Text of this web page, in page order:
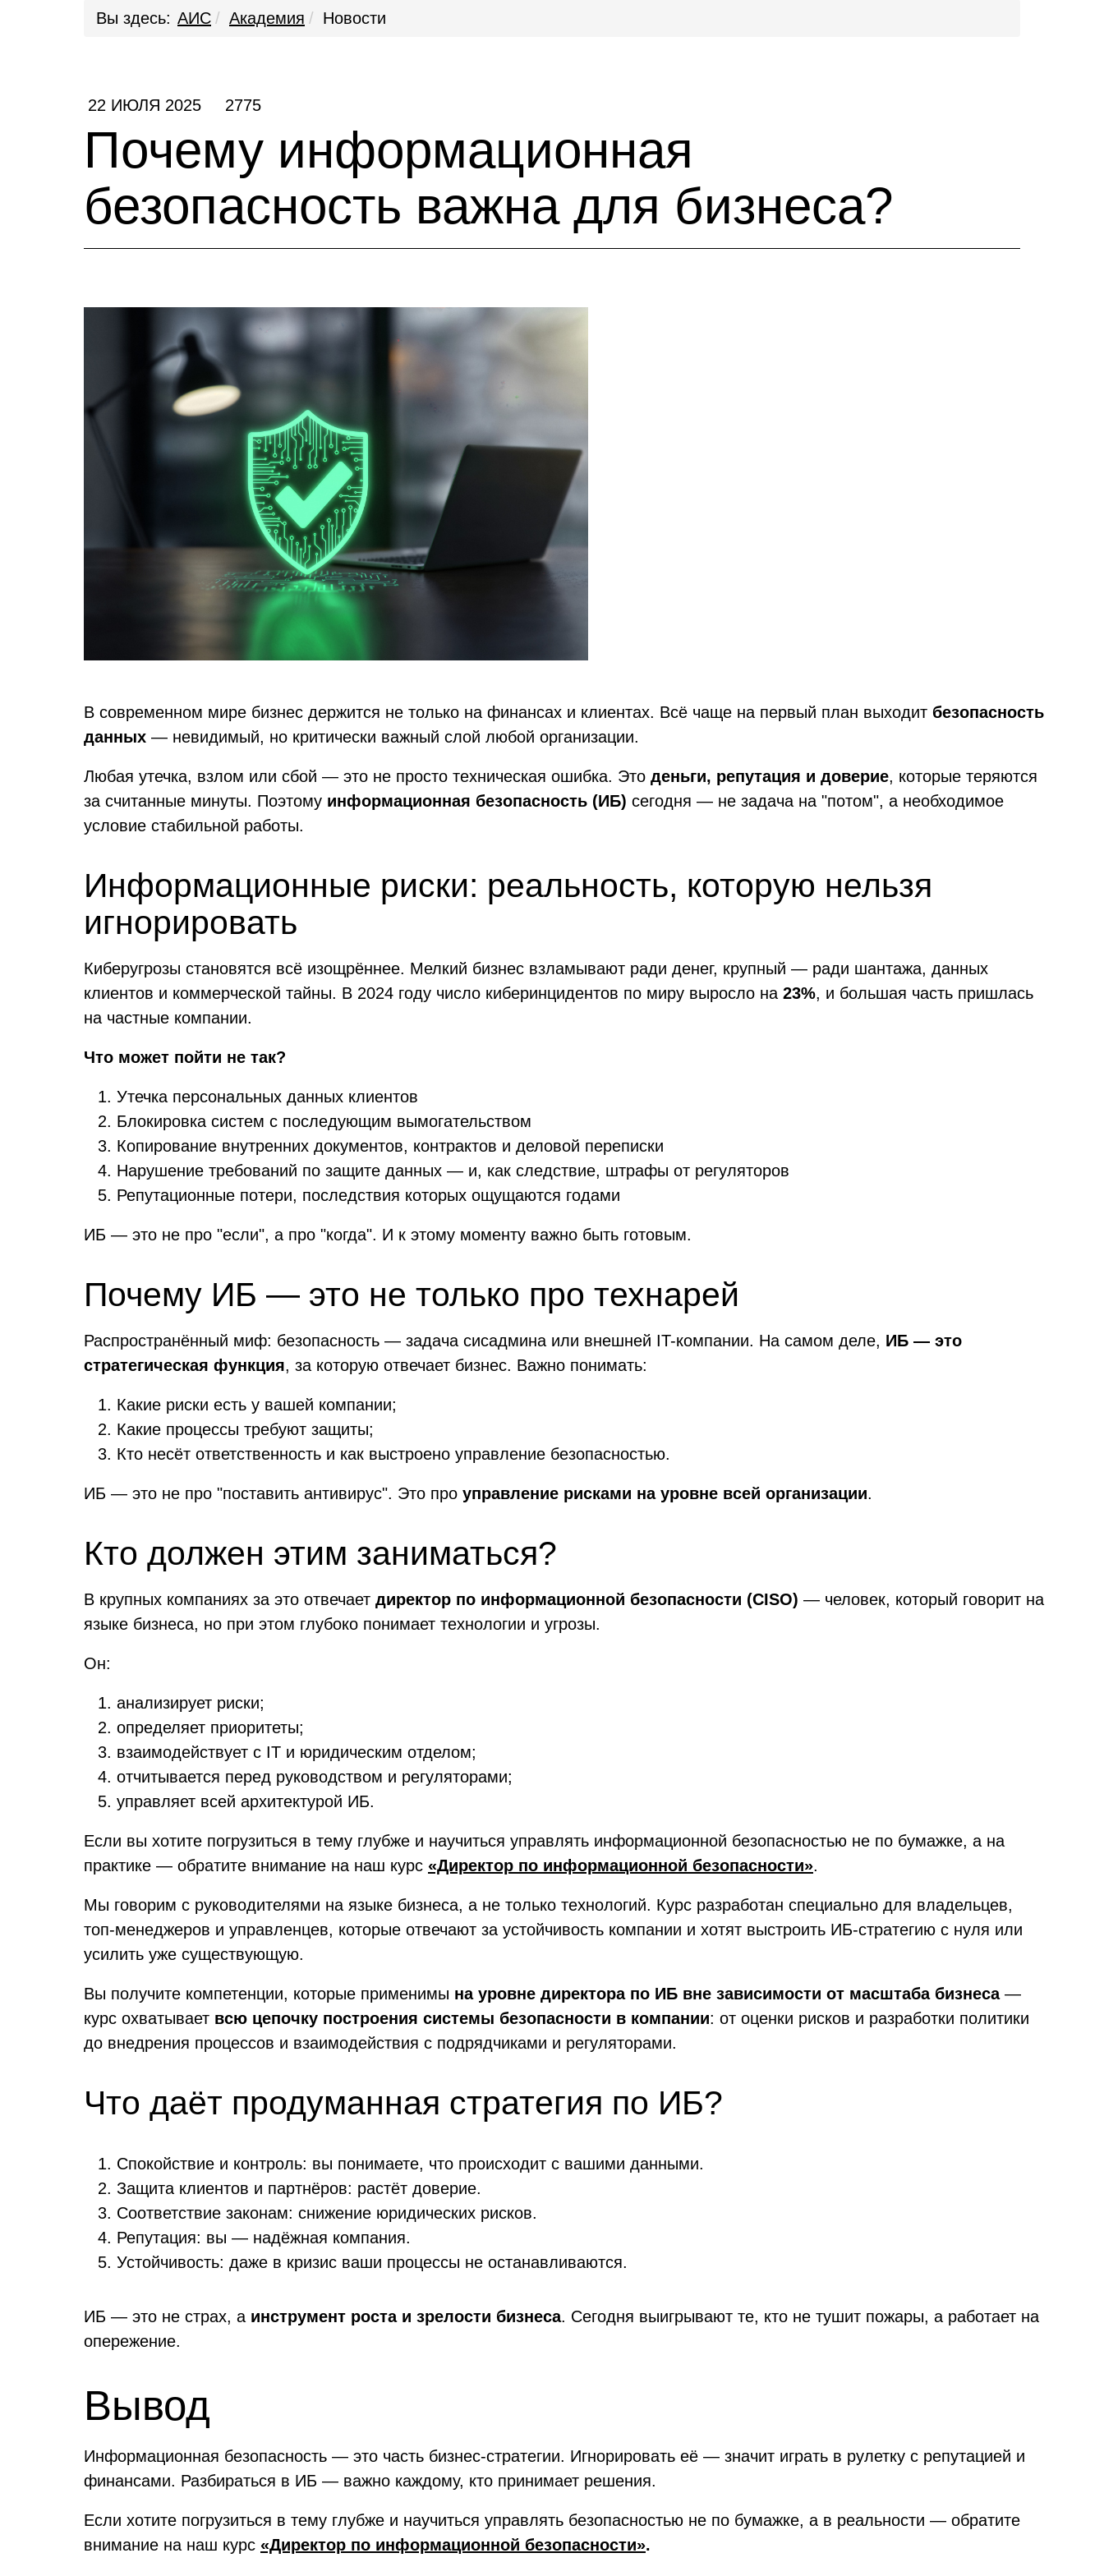
Вы здесь: АИС Академия Новости
22 ИЮЛЯ 2025 2775
Почему информационная
безопасность важна для бизнеса?
В современном мире бизнес держится не только на финансах и клиентах. Всё чаще на первый план выходит безопасность
данных — невидимый, но критически важный слой любой организации.
Любая утечка, взлом или сбой — это не просто техническая ошибка. Это деньги, репутация и доверие, которые теряются
за считанные минуты. Поэтому информационная безопасность (ИБ) сегодня — не задача на "потом", а необходимое
условие стабильной работы.
Информационные риски: реальность, которую нельзя
игнорировать
Киберугрозы становятся всё изощрённее. Мелкий бизнес взламывают ради денег, крупный — ради шантажа, данных
клиентов и коммерческой тайны. В 2024 году число киберинцидентов по миру выросло на 23%, и большая часть пришлась
на частные компании.
Что может пойти не так?
Утечка персональных данных клиентов
Блокировка систем с последующим вымогательством
Копирование внутренних документов, контрактов и деловой переписки
Нарушение требований по защите данных — и, как следствие, штрафы от регуляторов
Репутационные потери, последствия которых ощущаются годами
ИБ — это не про "если", а про "когда". И к этому моменту важно быть готовым.
Почему ИБ — это не только про технарей
Распространённый миф: безопасность — задача сисадмина или внешней IT-компании. На самом деле, ИБ — это
стратегическая функция, за которую отвечает бизнес. Важно понимать:
Какие риски есть у вашей компании;
Какие процессы требуют защиты;
Кто несёт ответственность и как выстроено управление безопасностью.
ИБ — это не про "поставить антивирус". Это про управление рисками на уровне всей организации.
Кто должен этим заниматься?
В крупных компаниях за это отвечает директор по информационной безопасности (CISO) — человек, который говорит на
языке бизнеса, но при этом глубоко понимает технологии и угрозы.
Он:
анализирует риски;
определяет приоритеты;
взаимодействует с IT и юридическим отделом;
отчитывается перед руководством и регуляторами;
управляет всей архитектурой ИБ.
Если вы хотите погрузиться в тему глубже и научиться управлять информационной безопасностью не по бумажке, а на
практике — обратите внимание на наш курс «Директор по информационной безопасности».
Мы говорим с руководителями на языке бизнеса, а не только технологий. Курс разработан специально для владельцев,
топ-менеджеров и управленцев, которые отвечают за устойчивость компании и хотят выстроить ИБ-стратегию с нуля или
усилить уже существующую.
Вы получите компетенции, которые применимы на уровне директора по ИБ вне зависимости от масштаба бизнеса—
курс охватывает всю цепочку построения системы безопасности в компании: от оценки рисков и разработки политики
до внедрения процессов и взаимодействия с подрядчиками и регуляторами.
Что даёт продуманная стратегия по ИБ?
Спокойствие и контроль: вы понимаете, что происходит с вашими данными.
Защита клиентов и партнёров: растёт доверие.
Соответствие законам: снижение юридических рисков.
Репутация: вы — надёжная компания.
Устойчивость: даже в кризис ваши процессы не останавливаются.
ИБ — это не страх, а инструмент роста и зрелости бизнеса. Сегодня выигрывают те, кто не тушит пожары, а работает на
опережение.
Вывод
Информационная безопасность — это часть бизнес-стратегии. Игнорировать её — значит играть в рулетку с репутацией и
финансами. Разбираться в ИБ — важно каждому, кто принимает решения.
Если хотите погрузиться в тему глубже и научиться управлять безопасностью не по бумажке, а в реальности — обратите
внимание на наш курс «Директор по информационной безопасности».